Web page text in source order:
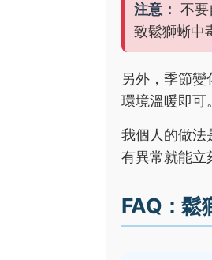
注意： 不
致鬆獅蜥中
另外，季節
環境溫暖即可
我個人的做法
有異常就能立
FAQ：鬆